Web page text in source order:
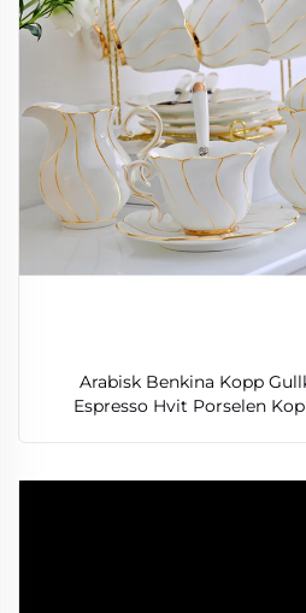
Arabisk Benkina Kopp
Espresso Hvit Porselen